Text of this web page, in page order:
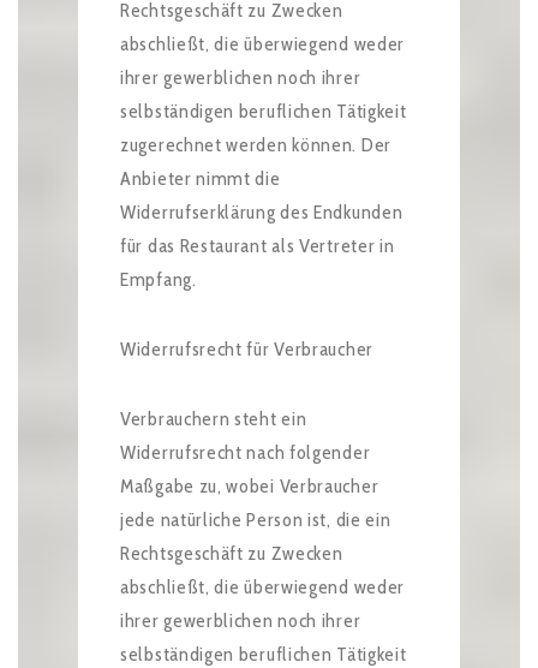
Rechtsgeschäft zu Zwecken
abschließt, die überwiegend weder
ihrer gewerblichen noch ihrer
selbständigen beruflichen Tätigkeit
zugerechnet werden können. Der
Anbieter nimmt die
Widerrufserklärung des Endkunden
für das Restaurant als Vertreter in
Empfang.
Widerrufsrecht für Verbraucher
Verbrauchern steht ein
Widerrufsrecht nach folgender
Maßgabe zu, wobei Verbraucher
jede natürliche Person ist, die ein
Rechtsgeschäft zu Zwecken
abschließt, die überwiegend weder
ihrer gewerblichen noch ihrer
selbständigen beruflichen Tätigkeit